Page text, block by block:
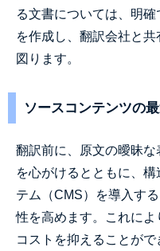
る文書については、明
を作成し、翻訳会社と
図ります。
ソースコンテンツの
翻訳前に、原文の曖昧
を心がけるとともに、
テム（CMS）を導入す
性を高めます。これに
コストを抑えることがで